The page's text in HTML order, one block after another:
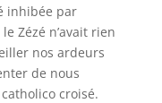
inhibée par
Zézé n’avait rien
nos ardeurs
de nous
croisé.